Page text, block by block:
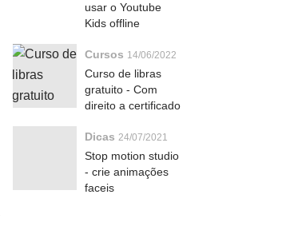
usar o Youtube
Kids offline
Cursos 14/06/2022
Curso de libras
gratuito - Com
direito a certificado
Dicas 24/07/2021
Stop motion studio
- crie animações
faceis